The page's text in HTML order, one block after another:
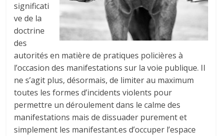
significati
ve de la
doctrine
des
autorités en matière de pratiques policières à
l’occasion des manifestations sur la voie publique. Il
ne s’agit plus, désormais, de limiter au maximum
toutes les formes d’incidents violents pour
permettre un déroulement dans le calme des
manifestations mais de dissuader purement et
simplement les manifestant.es d’occuper l’espace